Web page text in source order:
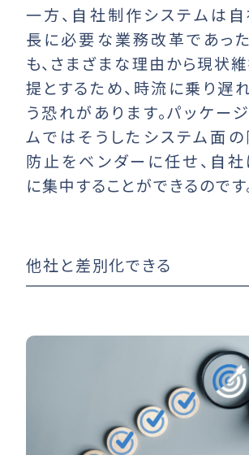
一方、自社制作システムは
長に必要な業務改革であっ
も、さまざまな理由から現状
提とするため、時流に乗り遅
う恐れがあります。パッケー
ムではそうしたシステム面
防止をベンダーに任せ、自
に集中することができるのです
他社と差別化できる